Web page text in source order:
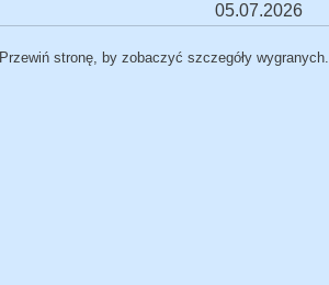
05.07.2026
Przewiń stronę, by zobaczyć szczegóły wygranych.